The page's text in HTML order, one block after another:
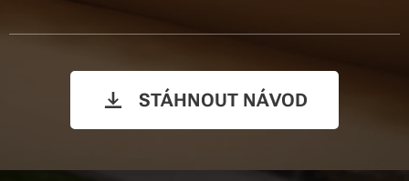
STÁHNOUT NÁVOD